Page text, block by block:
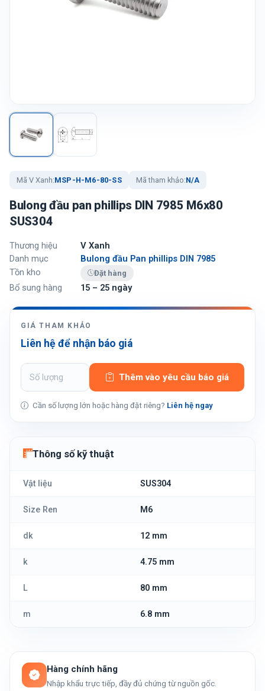
Mã V Xanh:MSP-H-M6-80-SS Mã tham khảo:N/A
Bulong đầu pan phillips DIN 7985 M6x80
SUS304
Thương hiệu
V Xanh
Danh mục
Bulong đầu Pan phillips DIN 7985
Tồn kho
Đặt hàng
Bổ sung hàng 15 – 25 ngày
GIÁ THAM KHẢO
Liên hệ để nhận báo giá
Thêm vào yêu cầu báo giá
Cần số lượng lớn hoặc hàng đặt riêng? Liên hệ ngay
Thông số kỹ thuật
Vật liệu SUS304
Size Ren M6
dk 12 mm
k 4.75 mm
L 80 mm
m 6.8 mm
Hàng chính hãng
Nhập khẩu trực tiếp, đầy đủ chứng từ nguồn gốc.